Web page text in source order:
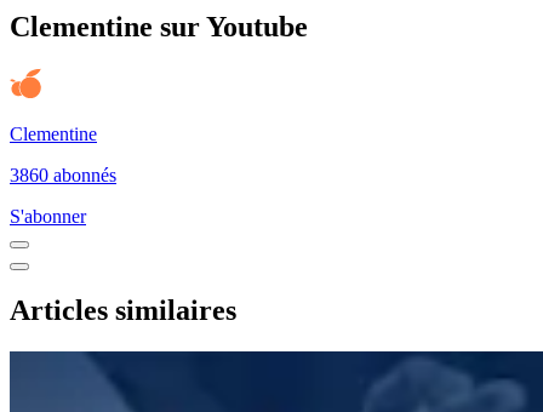
Clementine sur Youtube
Clementine
3860 abonnés
S'abonner
Articles similaires